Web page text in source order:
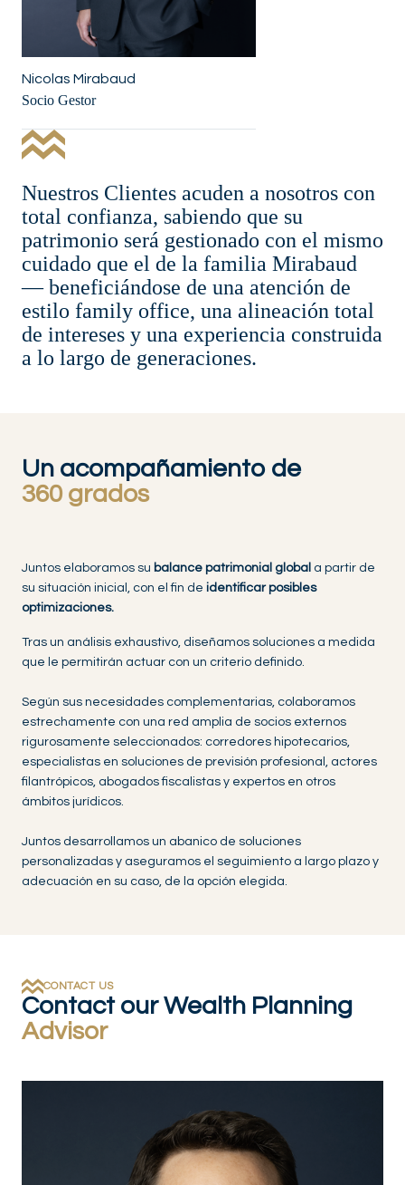
Nicolas Mirabaud
Socio Gestor
Nuestros Clientes acuden a nosotros con
total confianza, sabiendo que su
patrimonio será gestionado con el mismo
cuidado que el de la familia Mirabaud
— beneficiándose de una atención de
estilo family office, una alineación total
de intereses y una experiencia construida
a lo largo de generaciones.
Un acompañamiento de
360 grados
Juntos elaboramos su balance patrimonial global a partir de
su situación inicial, con el fin de identificar posibles
optimizaciones.
Tras un análisis exhaustivo, diseñamos soluciones a medida
que le permitirán actuar con un criterio definido.
Según sus necesidades complementarias, colaboramos
estrechamente con una red amplia de socios externos
rigurosamente seleccionados: corredores hipotecarios,
especialistas en soluciones de previsión profesional, actores
filantrópicos, abogados fiscalistas y expertos en otros
ámbitos jurídicos.
Juntos desarrollamos un abanico de soluciones
personalizadas y aseguramos el seguimiento a largo plazo y
adecuación en su caso, de la opción elegida.
CONTACT US
Contact our Wealth Planning
Advisor